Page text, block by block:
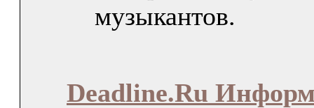
музыкантов.
Deadline.Ru